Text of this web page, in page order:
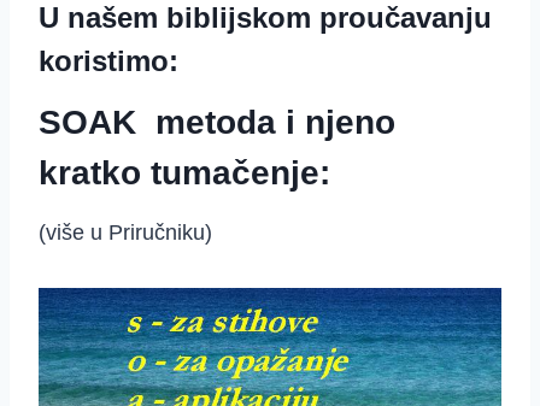
U našem biblijskom proučavanju
koristimo:
SOAK metoda i njeno
kratko tumačenje:
(više u Priručniku)